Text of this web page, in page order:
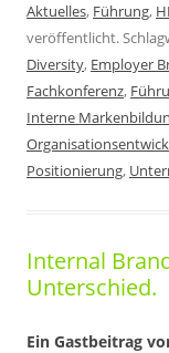
Aktuelles, Führung,
veröffentlicht.
Diversity, Employer
Fachkonferenz,
Interne
Positionierung,
Internal
Unterschied.
Ein Gastbeitrag